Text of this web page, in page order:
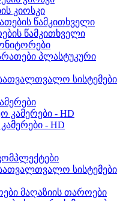
კიოსკი
წამკითხველი
პლასტუკური
- HD
მაღაზიის თაროები